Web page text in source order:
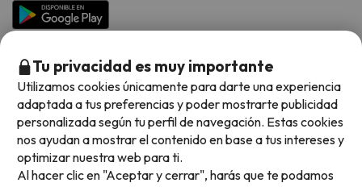
Hoteles Salou
Chollos en la playa
Hoteles con toboganes
Selección de la Newsletter
Los favoritos de nuestros clientes
Vacaciones en Octubre
Vacaciones en Noviembre
Métodos de pago disponibles
Tu privacidad es muy importante
Utilizamos cookies únicamente para darte una experiencia
adaptada a tus preferencias y poder mostrarte publicidad
personalizada según tu perfil de navegación. Estas cookies
nos ayudan a mostrar el contenido en base a tus intereses y
optimizar nuestra web para ti.
Al hacer clic en "Aceptar y cerrar", harás que te podamos